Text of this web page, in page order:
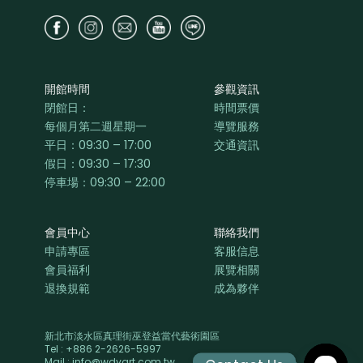
開館時間
閉館日：
每個月第二週星期一
平日： 09:30 – 17:00
假日：09:30 – 17:30
停車場：09:30 – 22:00
參觀資訊
時間票價
導覽服務
交通資訊
會員中心
申請專區
會員福利
退換規範
聯絡我們
客服信息
展覽相關
成為夥伴
新北市淡水區真理街巫登益當代藝術園區
Tel : +886 2-2626-5997